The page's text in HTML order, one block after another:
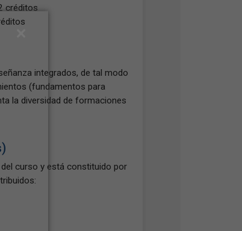
créditos
integrados, de tal modo
(fundamentos para
la diversidad de formaciones
curso y está constituido por